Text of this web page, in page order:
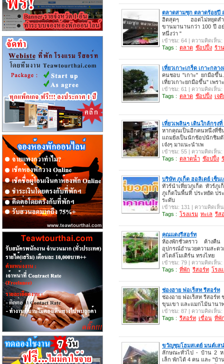
ตลาดสามชุก ตลาดร้อยปี
ฮิตสุดๆ ฮอตไม่หยุดสำห
ขานมานานกว่า 100 ปี อ
หนึ่งว่า "
เข้าชม: 64 | ความคิดเห็น:
Tags : ตลาด ช๊อปปิ้ง ร้า
เที่ยวเกาะเกร็ด เกาะกลา
คนชอบ "เกาะ" ยกมือขึ้
เที่ยวเกาะยกมือขึ้น" เพร
เข้าชม: 61 | ความคิดเห็น:
Tags : ตลาด ช๊อปปิ้ง เจดี
เที่ยวเพลินๆ เดินใกล้กรุง
หากคุณเป็นอีกคนหนึ่งที่ชื่น
แถมยังเป็นนักช้อปนักชิ
เจ๋งๆ มาแนะนำเพ
เข้าชม: 55 | ความคิดเห็น:
Tags : ตลาดน้ำ ช๊อปปิ้ง
บริษัท ภูเก็ต ฮอลิเดย์ เซ็น
ทัวร์นำเที่ยวภูเก็ต ทัวร์ภู
ภูเก็ตในพื้นที่ ประหยัด ปร
ระดับ
เข้าชม: 131 | ความคิดเห็
Tags : โรงแรม ทะเล รีส
คุณแดงรีสอร์ท
ห้องพักชั่วคราว ค้างคืน
อุปกรณ์อำนวยความสะ
สไตล์โมเดิร์น ทรงไทย
เข้าชม: 79 | ความคิดเห็น:
Tags : ที่พัก รีสอร์ท โรง
ช่องฮาย ฟอเร็สท รีสอร์ท
ช่องอาย ฟอเร็สท รีสอร์ท
ขุนเขา และแมกไม้นานา
เข้าชม: 87 | ความคิดเห็น:
Tags : รีสอร์ท เขื่อน ที่พั
ขวัญชุมโฮมสเตย์ มนต์เส
ลักษณะทั่วไป - บ้าน 2
เล็ก พักได้ 4 คน และ "บ้